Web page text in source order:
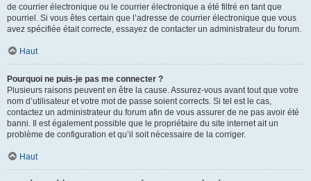
de courrier électronique ou le courrier électronique a été filtré en tant que
pourriel. Si vous êtes certain que l’adresse de courrier électronique que vous
avez spécifiée était correcte, essayez de contacter un administrateur du forum.
Haut
Pourquoi ne puis-je pas me connecter ?
Plusieurs raisons peuvent en être la cause. Assurez-vous avant tout que votre
nom d’utilisateur et votre mot de passe soient corrects. Si tel est le cas,
contactez un administrateur du forum afin de vous assurer de ne pas avoir été
banni. Il est également possible que le propriétaire du site internet ait un
problème de configuration et qu’il soit nécessaire de la corriger.
Haut